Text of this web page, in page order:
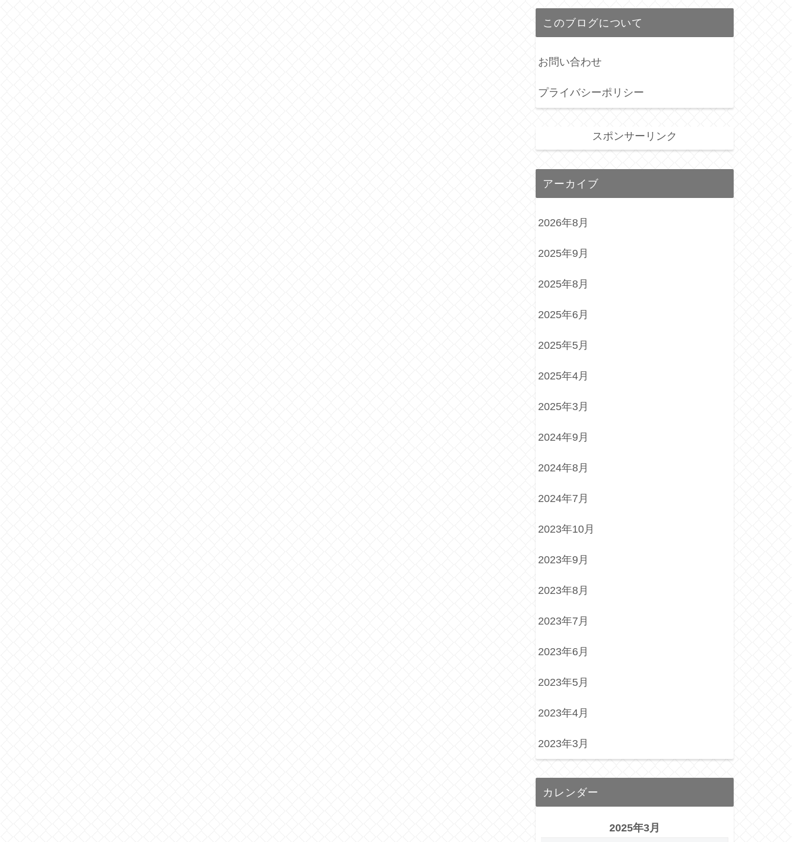
このブログについて
お問い合わせ
プライバシーポリシー
スポンサーリンク
アーカイブ
2026年8月
2025年9月
2025年8月
2025年6月
2025年5月
2025年4月
2025年3月
2024年9月
2024年8月
2024年7月
2023年10月
2023年9月
2023年8月
2023年7月
2023年6月
2023年5月
2023年4月
2023年3月
カレンダー
2025年3月